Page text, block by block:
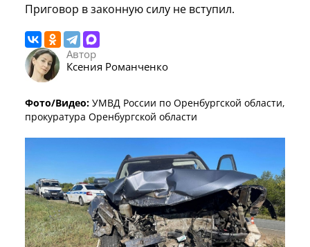
Приговор в законную силу не вступил.
Автор
Ксения Романченко
Фото/Видео: УМВД России по Оренбургской области,
прокуратура Оренбургской области